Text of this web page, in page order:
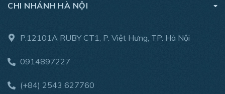
CHI NHÁNH HÀ NỘI
P.12101A RUBY CT1, P. Việt Hưng, TP. Hà Nội
0914897227
(+84) 2543 627760